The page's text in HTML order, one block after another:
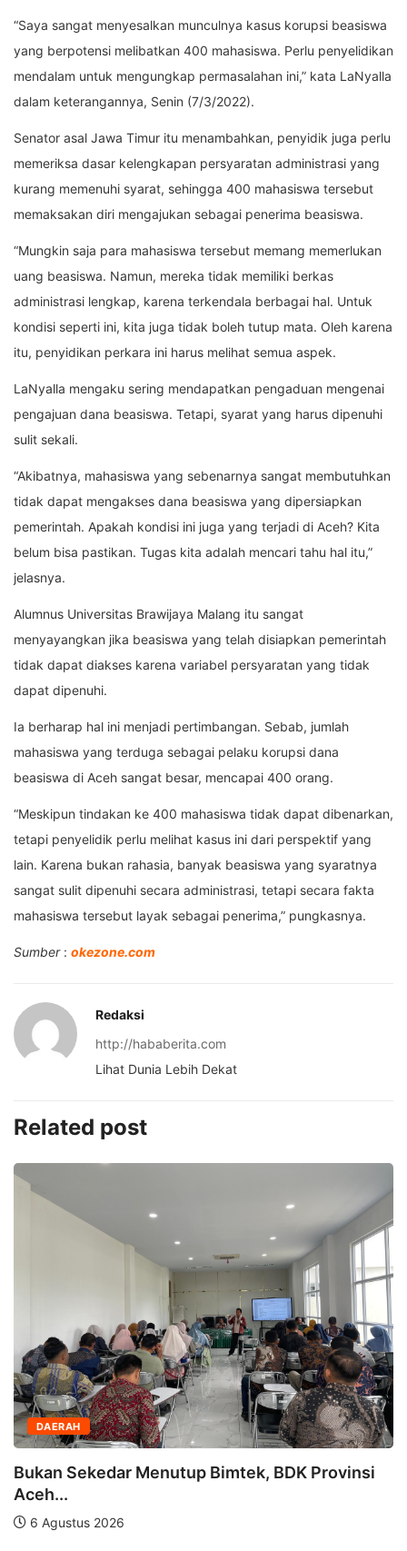
“Saya sangat menyesalkan munculnya kasus korupsi beasiswa
yang berpotensi melibatkan 400 mahasiswa. Perlu penyelidikan
mendalam untuk mengungkap permasalahan ini,” kata LaNyalla
dalam keterangannya, Senin (7/3/2022).
Senator asal Jawa Timur itu menambahkan, penyidik juga perlu
memeriksa dasar kelengkapan persyaratan administrasi yang
kurang memenuhi syarat, sehingga 400 mahasiswa tersebut
memaksakan diri mengajukan sebagai penerima beasiswa.
“Mungkin saja para mahasiswa tersebut memang memerlukan
uang beasiswa. Namun, mereka tidak memiliki berkas
administrasi lengkap, karena terkendala berbagai hal. Untuk
kondisi seperti ini, kita juga tidak boleh tutup mata. Oleh karena
itu, penyidikan perkara ini harus melihat semua aspek.
LaNyalla mengaku sering mendapatkan pengaduan mengenai
pengajuan dana beasiswa. Tetapi, syarat yang harus dipenuhi
sulit sekali.
“Akibatnya, mahasiswa yang sebenarnya sangat membutuhkan
tidak dapat mengakses dana beasiswa yang dipersiapkan
pemerintah. Apakah kondisi ini juga yang terjadi di Aceh? Kita
belum bisa pastikan. Tugas kita adalah mencari tahu hal itu,”
jelasnya.
Alumnus Universitas Brawijaya Malang itu sangat
menyayangkan jika beasiswa yang telah disiapkan pemerintah
tidak dapat diakses karena variabel persyaratan yang tidak
dapat dipenuhi.
Ia berharap hal ini menjadi pertimbangan. Sebab, jumlah
mahasiswa yang terduga sebagai pelaku korupsi dana
beasiswa di Aceh sangat besar, mencapai 400 orang.
“Meskipun tindakan ke 400 mahasiswa tidak dapat dibenarkan,
tetapi penyelidik perlu melihat kasus ini dari perspektif yang
lain. Karena bukan rahasia, banyak beasiswa yang syaratnya
sangat sulit dipenuhi secara administrasi, tetapi secara fakta
mahasiswa tersebut layak sebagai penerima,” pungkasnya.
Sumber: okezone.com
Redaksi
http://hababerita.com
Lihat Dunia Lebih Dekat
Related post
DAERAH
Bukan Sekedar Menutup Bimtek, BDK Provinsi
Aceh...
6 Agustus 2026